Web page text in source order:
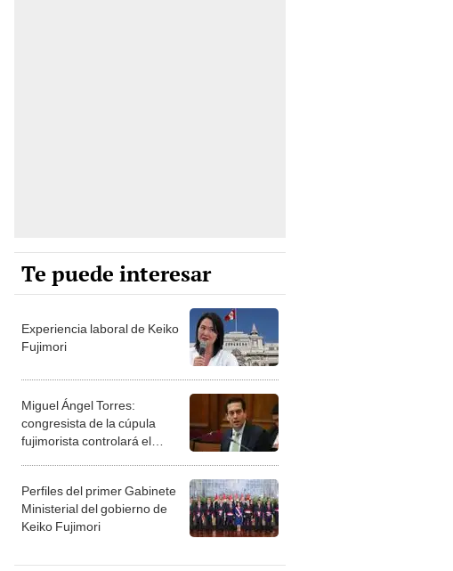
Te puede interesar
Experiencia laboral de Keiko
Fujimori
Miguel Ángel Torres:
congresista de la cúpula
fujimorista controlará el
Perfiles del primer Gabinete
Ministerial del gobierno de
Keiko Fujimori